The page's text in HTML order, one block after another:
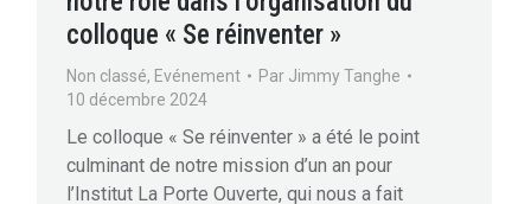
colloque « Se réinventer »
Non classé, Evénement Par Jimmy Tanghe
10 décembre 2024
Le colloque « Se réinventer » a été le point
culminant de notre mission d’un an pour
l’Institut La Porte Ouverte, qui nous a fait